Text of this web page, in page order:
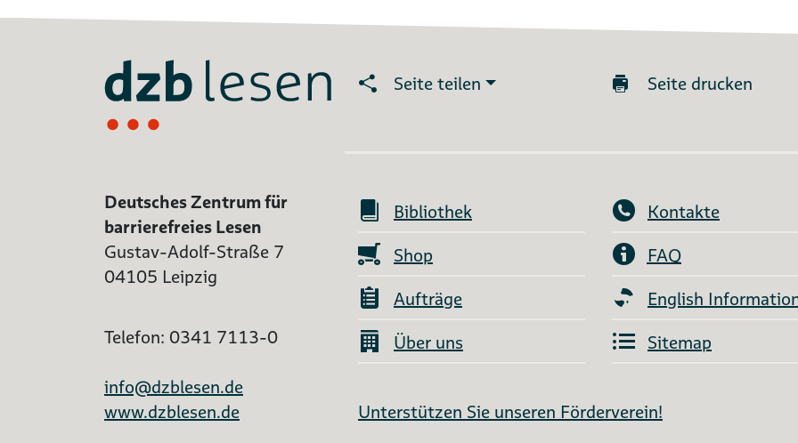
Seite teilen Seite drucken
Deutsches Zentrum für
barrierefreies Lesen
Gustav-Adolf-Straße 7
04105 Leipzig
Telefon: 0341 7113-0
info@dzblesen.de
www.dzblesen.de
Bibliothek
Kontakte
Shop
FAQ
Aufträge
English
Über uns
Sitemap
Unterstützen Sie unseren Förderverein!